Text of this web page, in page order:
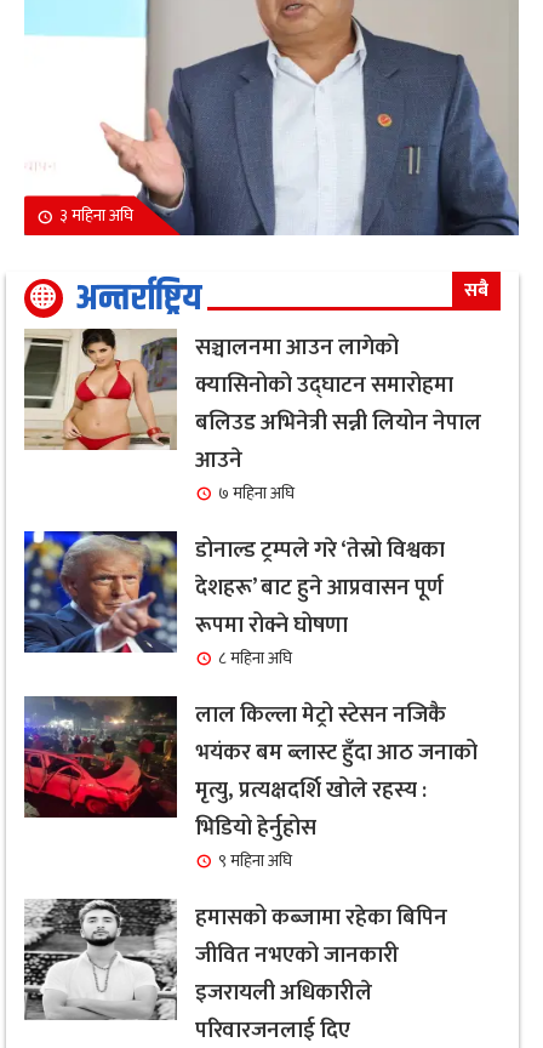
३ महिना अघि
अन्तर्राष्ट्रिय सबै
सञ्चालनमा आउन लागेको
क्यासिनोको उद्घाटन समारोहमा
बलिउड अभिनेत्री सन्नी लियोन नेपाल
आउने
७ महिना अघि
डोनाल्ड ट्रम्पले गरे ‘तेस्रो विश्वका
देशहरू’ बाट हुने आप्रवासन पूर्ण
रूपमा रोक्ने घोषणा
८ महिना अघि
लाल किल्ला मेट्रो स्टेसन नजिकै
भयंकर बम ब्लास्ट हुँदा आठ जनाको
मृत्यु, प्रत्यक्षदर्शि खोले रहस्य :
भिडियो हेर्नुहोस
९ महिना अघि
हमासको कब्जामा रहेका बिपिन
जीवित नभएको जानकारी
इजरायली अधिकारीले
परिवारजनलाई दिए